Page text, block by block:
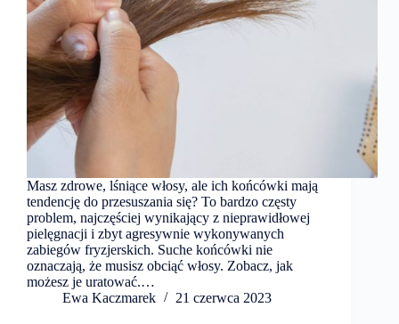
Masz zdrowe, lśniące włosy, ale ich końcówki mają
tendencję do przesuszania się? To bardzo częsty
problem, najczęściej wynikający z nieprawidłowej
pielęgnacji i zbyt agresywnie wykonywanych
zabiegów fryzjerskich. Suche końcówki nie
oznaczają, że musisz obciąć włosy. Zobacz, jak
możesz je uratować.…
Ewa Kaczmarek
21 czerwca 2023